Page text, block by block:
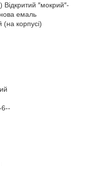
″мокрий″-
емаль
(на корпусі)
6--